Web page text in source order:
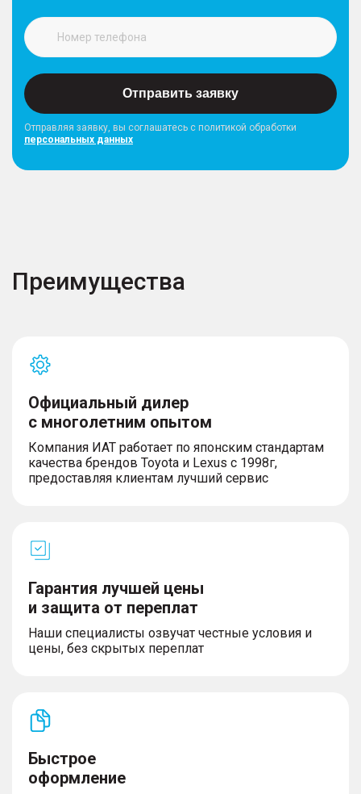
Отправить заявку
Отправляя заявку, вы соглашатесь с политикой обработки
персональных данных
Преимущества
Официальный дилер
с многолетним опытом
Компания ИАТ работает по японским стандартам
качества брендов Toyota и Lexus с 1998г,
предоставляя клиентам лучший сервис
Гарантия лучшей цены
и защита от переплат
Наши специалисты озвучат честные условия и
цены, без скрытых переплат
Быстрое
оформление